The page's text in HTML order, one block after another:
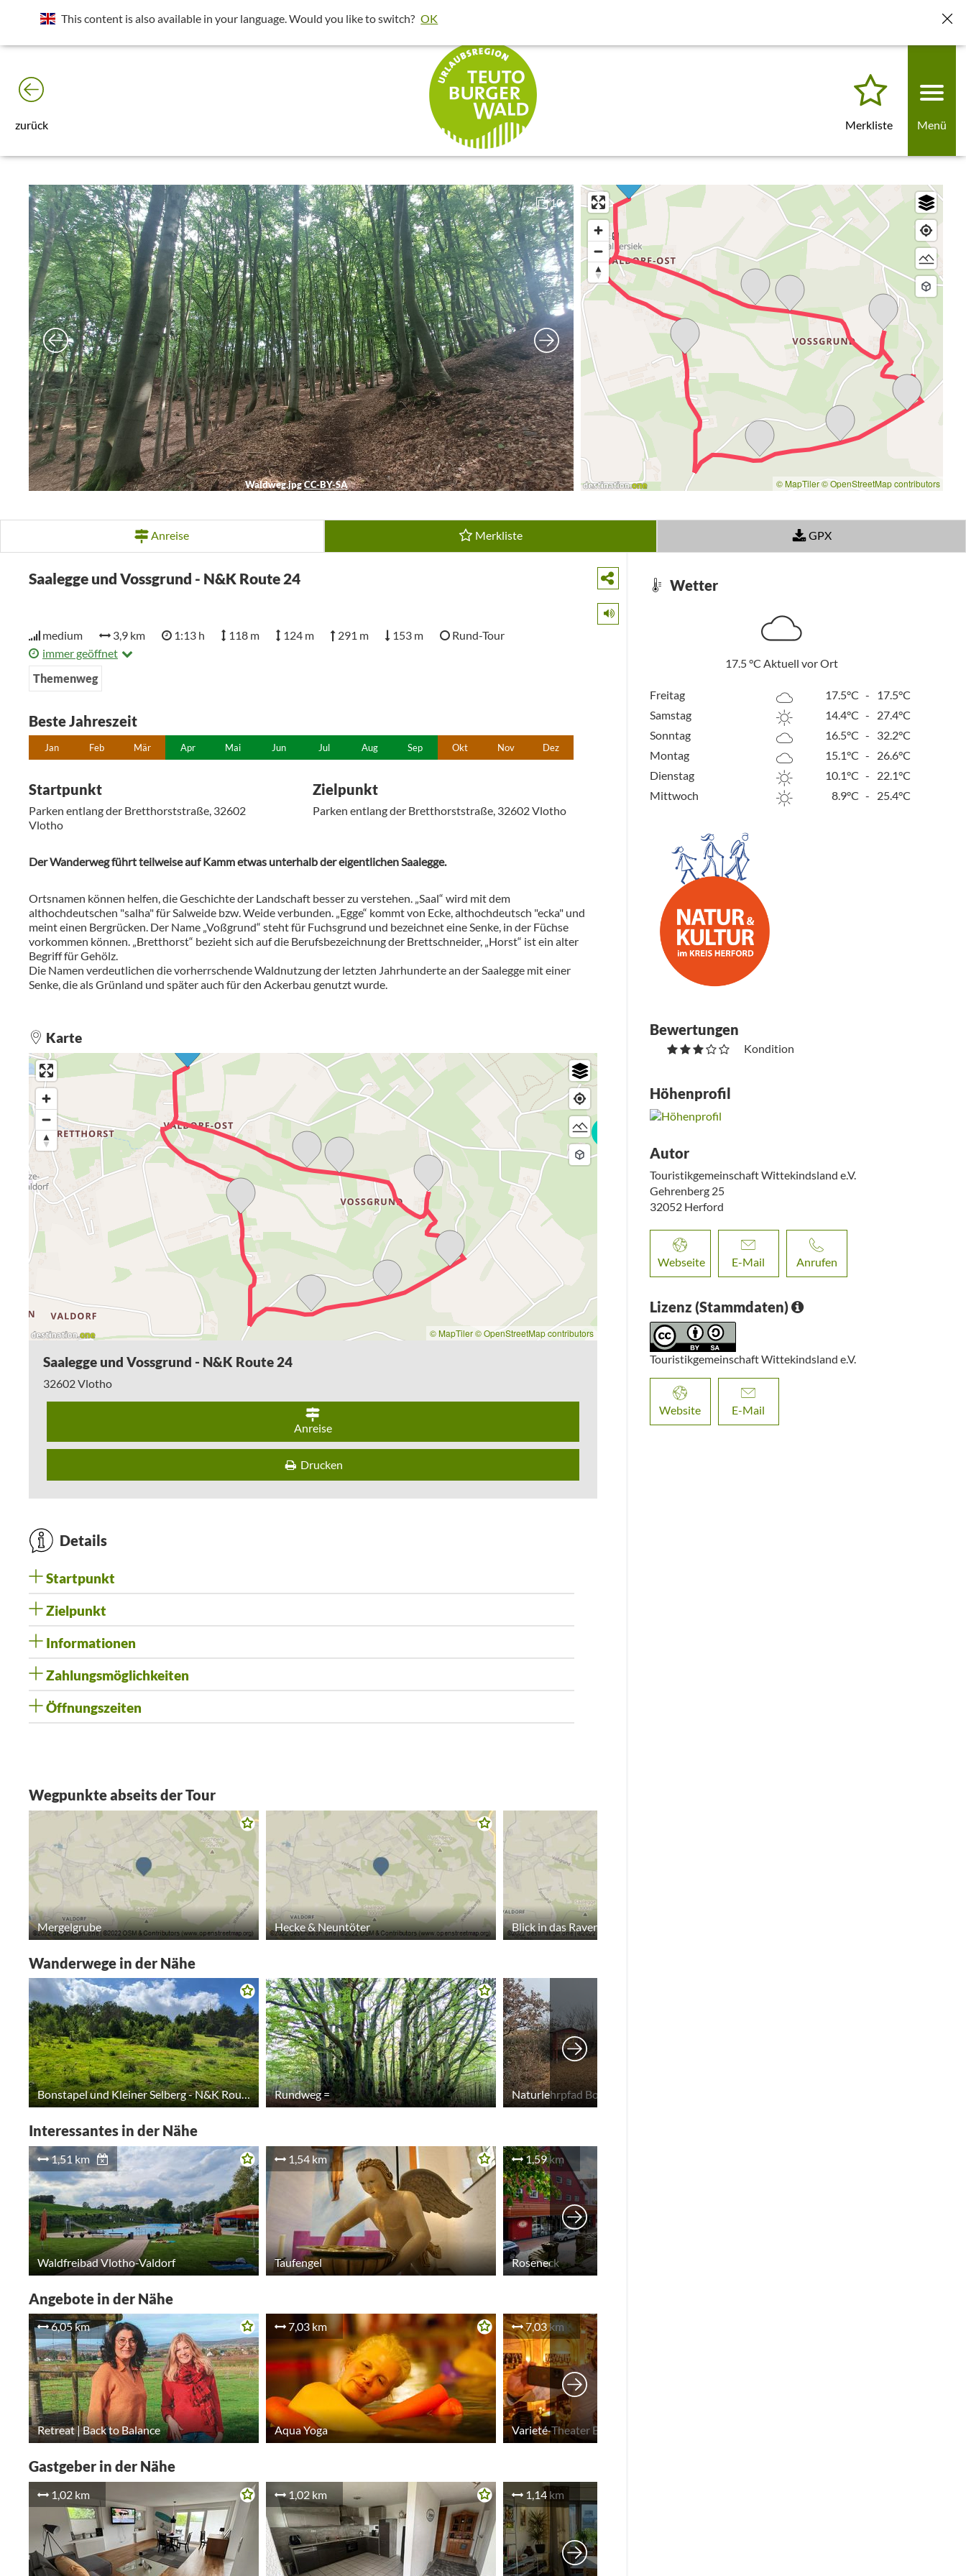
Rechts neben der Adressleiste das Icon
klicken und dann "Diese Einstellungen für künftige Besuche löschen" klicken. Beim nächsten Laden
zurück Merkliste Menü
Waldweg.jpgCC-BY-SA
10
© MapTiler© OpenStreetMap contributors
Anreise Merkliste GPX
Saalegge und Vossgrund - N&K Route 24
medium 3,9 km 1:13 h 118 m 124 m 291 m 153 m
Rund-Tour
immer geöffnet
Themenweg
Beste Jahreszeit
Jan Feb Mär Apr Mai Jun Jul Aug Sep Okt Nov Dez
Startpunkt
Parken entlang der Bretthorststraße, 32602
Vlotho
Zielpunkt
Parken entlang der Bretthorststraße, 32602 Vlotho
Der Wanderweg führt teilweise auf Kamm etwas unterhalb der eigentlichen Saalegge.
Ortsnamen können helfen, die Geschichte der Landschaft besser zu verstehen. „Saal“ wird mit dem
althochdeutschen "salha" für Salweide bzw. Weide verbunden. „Egge“ kommt von Ecke, althochdeutsch "ecka" und
meint einen Bergrücken. Der Name „Voßgrund“ steht für Fuchsgrund und bezeichnet eine Senke, in der Füchse
vorkommen können. „Bretthorst“ bezieht sich auf die Berufsbezeichnung der Brettschneider, „Horst“ ist ein alter
Begriff für Gehölz.
Die Namen verdeutlichen die vorherrschende Waldnutzung der letzten Jahrhunderte an der Saalegge mit einer
Senke, die als Grünland und später auch für den Ackerbau genutzt wurde.
Karte
© MapTiler © OpenStreetMap contributors
Saalegge und Vossgrund - N&K Route 24
32602Vlotho
Anreise
Drucken
Details
Startpunkt
Zielpunkt
Informationen
Zahlungsmöglichkeiten
Öffnungszeiten
Wetter
17.5°C Aktuell vor Ort
Freitag 17.5°C -
17.5°C
Samstag
14.4°C -
27.4°C
Sonntag
16.5°C -
32.2°C
Montag
15.1°C -
26.6°C
Dienstag
10.1°C -
22.1°C
Mittwoch
8.9°C - 25.4°C
Bewertungen
Kondition
Höhenprofil
Autor
Touristikgemeinschaft Wittekindsland e.V.
Gehrenberg 25
32052 Herford
Webseite E-Mail Anrufen
Lizenz (Stammdaten)
Touristikgemeinschaft Wittekindsland e.V.
Website E-Mail
Wegpunkte abseits der Tour
Mergelgrube Hecke & Neuntöter Blick in das Ravensberger Hügelland
Wanderwege in der Nähe
Bonstapel und Kleiner Selberg - N&K Route 25 Rundweg = Naturlehrpfad Bonstapel
Interessantes in der Nähe
1,51 km
Waldfreibad Vlotho-Valdorf
1,54 km
Taufengel
1,59 km
Roseneck
Angebote in der Nähe
6,05 km
Retreat | Back to Balance
7,03 km
Aqua Yoga
7,03 km
Gastgeber in der Nähe
1,02 km 1,02 km 1,14 km
This content is also available in your language. Would you like to switch? OK